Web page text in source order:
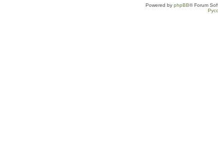
Powered by phpBB® Forum